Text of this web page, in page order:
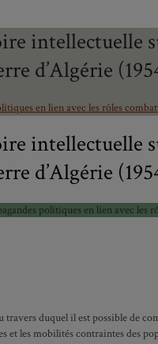
intellectuelle
d’Algérie
en lien avec les rôles
intellectuelle
d’Algérie
politiques en lien avec les
duquel il est possible de
et les mobilités contraintes